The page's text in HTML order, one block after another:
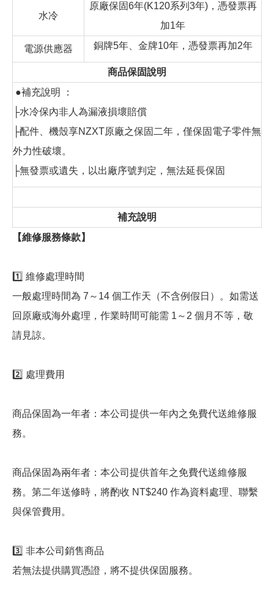
水冷
原廠保固6年(K120系列3年)，憑發票再
加1年
電源供應器 銅牌5年、金牌10年，憑發票再加2年
商品保固說明
●補充說明 ：
├水冷保內非人為漏液損壞賠償
├配件、機殼享NZXT原廠之保固二年，僅保固電子零件無
外力性破壞。
├無發票或遺失，以出廠序號判定，無法延長保固
補充說明
【維修服務條款】
1️⃣ 維修處理時間
一般處理時間為 7～14 個工作天（不含例假日）。如需送
回原廠或海外處理，作業時間可能需 1～2 個月不等，敬
請見諒。
2️⃣ 處理費用
商品保固為一年者：本公司提供一年內之免費代送維修服
務。
商品保固為兩年者：本公司提供首年之免費代送維修服
務。第二年送修時，將酌收 NT$240 作為資料處理、聯繫
與保管費用。
3️⃣ 非本公司銷售商品
若無法提供購買憑證，將不提供保固服務。